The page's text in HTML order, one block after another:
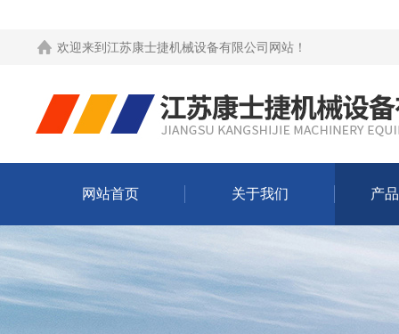
欢迎来到 江苏康士捷机械设备有限公司网站 ！
网站首页 关于我们 产